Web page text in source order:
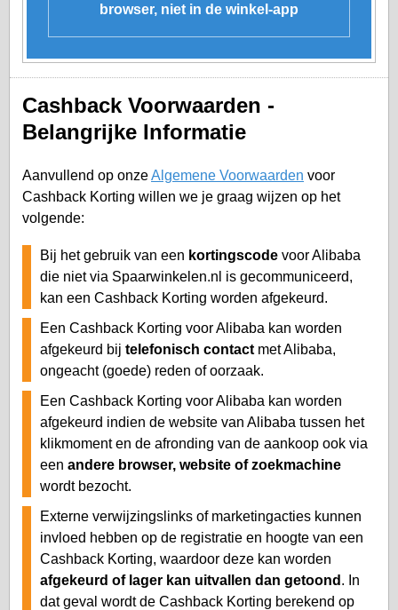
browser, niet in de winkel-app
Cashback Voorwaarden -
Belangrijke Informatie
Aanvullend op onzeAlgemene Voorwaarden voor
Cashback Korting willen we je graag wijzen op het
volgende:
Bij het gebruik van een kortingscode voor Alibaba
die niet via Spaarwinkelen.nl is gecommuniceerd,
kan een Cashback Korting worden afgekeurd.
Een Cashback Korting voor Alibaba kan worden
afgekeurd bij telefonisch contact met Alibaba,
ongeacht (goede) reden of oorzaak.
Een Cashback Korting voor Alibaba kan worden
afgekeurd indien de website van Alibaba tussen het
klikmoment en de afronding van de aankoop ook via
een andere browser, website of zoekmachine
wordt bezocht.
Externe verwijzingslinks of marketingacties kunnen
invloed hebben op de registratie en hoogte van een
Cashback Korting, waardoor deze kan worden
afgekeurd of lager kan uitvallen dan getoond . In
dat geval wordt de Cashback Korting berekend op